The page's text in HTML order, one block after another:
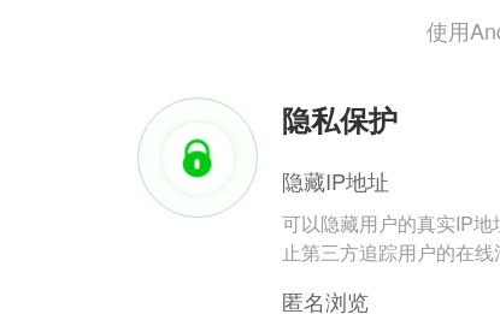
使用
隐私保护
隐藏IP地址
可以隐藏用户的真实IP地
止第三方追踪用户的在线
匿名浏览